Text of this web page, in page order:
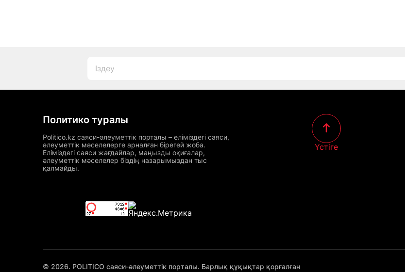
Политико туралы
Politico.kz саяси-әлеуметтік порталы – еліміздегі саяси,
әлеуметтік мәселелерге арналған бірегей жоба.
Еліміздегі саяси жағдайлар, маңызды оқиғалар,
әлеуметтік мәселелер біздің назарымыздан тыс
қалмайды.
Үстіге
© 2026. POLITICO саяси-әлеуметтік порталы. Барлық құқықтар қорғалған